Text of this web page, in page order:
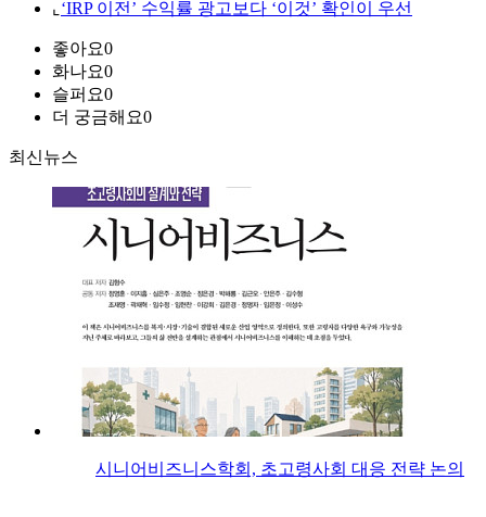
⌞ ‘IRP 이전’ 수익률 광고보다 ‘이것’ 확인이 우선
좋아요0
화나요0
슬퍼요0
더 궁금해요0
최신뉴스
시니어비즈니스학회, 초고령사회 대응 전략 논의